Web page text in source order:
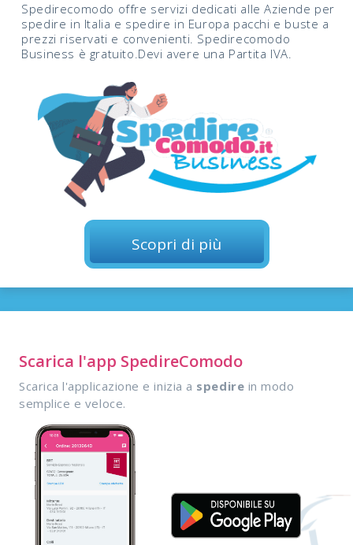
Spedirecomodo offre servizi dedicati alle Aziende per
spedire in Italia e spedire in Europa pacchi e buste a
prezzi riservati e convenienti. Spedirecomodo
Business è gratuito.Devi avere una Partita IVA.
Scopri di più
Scarica l'app SpedireComodo
Scarica l'applicazione e inizia a spedire in modo
semplice e veloce.